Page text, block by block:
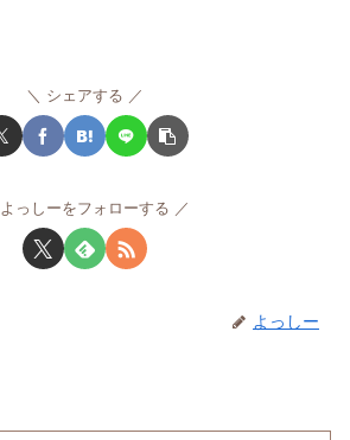
シェアする
よっしーをフォローする
よっしー